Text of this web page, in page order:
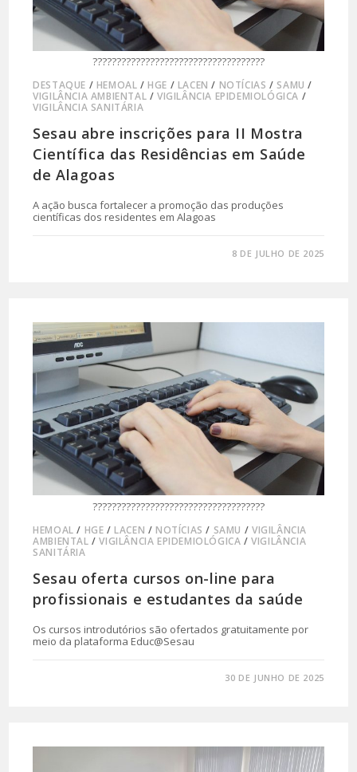
????????????????????????????????????
DESTAQUE / HEMOAL /HGE / LACEN / NOTÍCIAS / SAMU /
VIGILÂNCIA AMBIENTAL /VIGILÂNCIA EPIDEMIOLÓGICA /
VIGILÂNCIA SANITÁRIA
Sesau abre inscrições para II Mostra
Científica das Residências em Saúde
de Alagoas
A ação busca fortalecer a promoção das produções
científicas dos residentes em Alagoas
8 DE JULHO DE 2025
????????????????????????????????????
HEMOAL / HGE /LACEN /NOTÍCIAS / SAMU / VIGILÂNCIA
AMBIENTAL /VIGILÂNCIA EPIDEMIOLÓGICA /VIGILÂNCIA
SANITÁRIA
Sesau oferta cursos on-line para
profissionais e estudantes da saúde
Os cursos introdutórios são ofertados gratuitamente por
meio da plataforma Educ@Sesau
30 DE JUNHO DE 2025